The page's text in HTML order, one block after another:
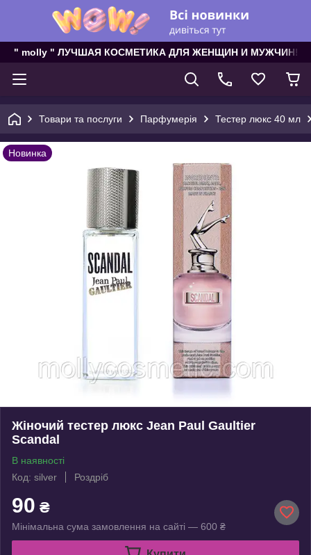
" molly " ЛУЧШАЯ КОСМЕТИКА ДЛЯ ЖЕНЩИН И МУЖЧИН!
Товари та послуги Парфумерія Тестер люкс 40 мл
Новинка
Жіночий тестер люкс Jean Paul Gaultier
Scandal
В наявності
Код: silver
Роздріб
90 ₴
Мінімальна сума замовлення на сайті — 600 ₴